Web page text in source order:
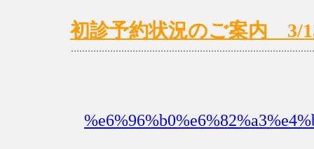
初診予約状況のご案内 3/